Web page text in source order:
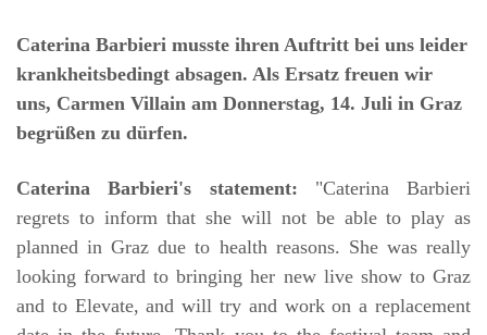
Caterina Barbieri musste ihren Auftritt bei uns leider
krankheitsbedingt absagen. Als Ersatz freuen wir
uns, Carmen Villain am Donnerstag, 14. Juli in Graz
begrüßen zu dürfen.
Caterina Barbieri's statement: "Caterina Barbieri
regrets to inform that she will not be able to play as
planned in Graz due to health reasons. She was really
looking forward to bringing her new live show to Graz
and to Elevate, and will try and work on a replacement